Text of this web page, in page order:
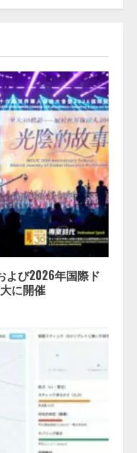
世代AIプラットフ
」および新サービ
発表会を開催
接続機能を強化
操作できる機能を
のAI導入・活用に関
組織として導入で
26.8％。AI導入企
自社でのAI導入・
いっている」と回
よび2026年国際ド
に開催